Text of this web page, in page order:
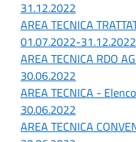
31.12.2022
AREA TECNICA
01.07.2022-31.12.2022
AREA TECNICA RDO
30.06.2022
AREA TECNICA -
30.06.2022
AREA TECNICA